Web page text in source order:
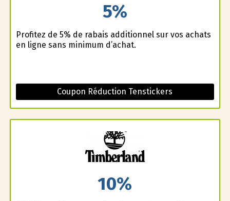
5%
Profitez de 5% de rabais additionnel sur vos achats
en ligne sans minimum d’achat.
Coupon Réduction Tenstickers
10%